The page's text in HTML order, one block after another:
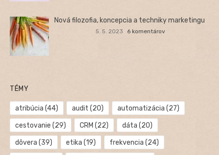
Nová filozofia, koncepcia a techniky marketingu
5. 5. 2023 6 komentárov
TÉMY
atribúcia (44) audit (20) automatizácia (27)
cestovanie (29) CRM (22) dáta (20)
dôvera (39) etika (19) frekvencia (24)